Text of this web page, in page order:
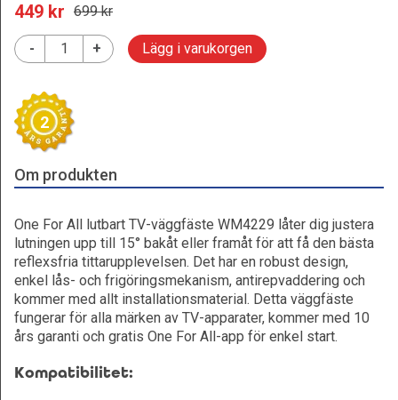
449 kr 699 kr
- + Lägg i varukorgen
2
Om produkten
One For All lutbart TV-väggfäste WM4229 låter dig justera
lutningen upp till 15° bakåt eller framåt för att få den bästa
reflexsfria tittarupplevelsen. Det har en robust design,
enkel lås- och frigöringsmekanism, antirepvaddering och
kommer med allt installationsmaterial. Detta väggfäste
fungerar för alla märken av TV-apparater, kommer med 10
års garanti och gratis One For All-app för enkel start.
Kompatibilitet: